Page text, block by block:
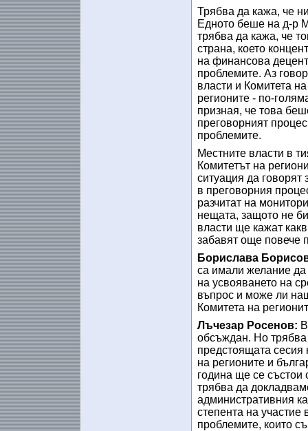
Трябва да кажа, че
Едното беше на д-р
трябва да кажа, че
страна, което
на финансова
проблемите. Аз
власти и Комитета
регионите - по-
призная, че това
преговорният
проблемите.
Местните власти в
Комитетът на
ситуация да говорят
в преговорния
разчитат на
нещата, защото не
власти ще кажат
забавят още повече
Борислава
са имали желание да
на усвояването на
въпрос и може ли
Комитета на
Лъчезар Росенов:
обсъждан. Но трябва
предстоящата сесия
на регионите и
година ще се състои
трябва да
административния
степента на
проблемите, които